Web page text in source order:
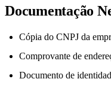
Documentação
Cópia do CNPJ da
Comprovante de
Documento de